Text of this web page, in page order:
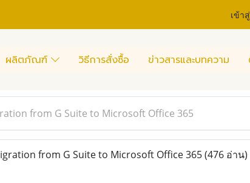
เข้า
ผลิตภัณฑ์ วิธีการสั่งซื้อ ข่าวสารและบทความ
from G Suite to Microsoft Office 365
from G Suite to Microsoft Office 365(476 อ่าน)